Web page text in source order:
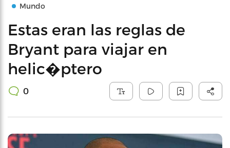
Mundo
Estas eran las reglas de
Bryant para viajar en
helic�ptero
0